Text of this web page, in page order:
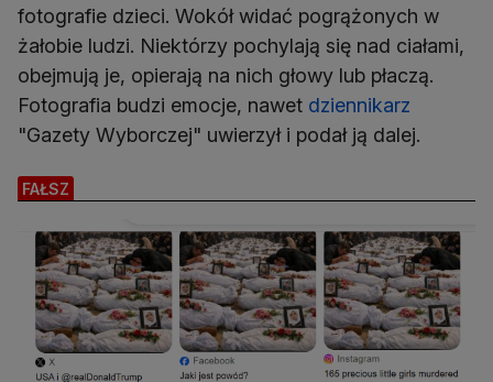
fotografie dzieci. Wokół widać pogrążonych w
żałobie ludzi. Niektórzy pochylają się nad ciałami,
obejmują je, opierają na nich głowy lub płaczą.
Fotografia budzi emocje, nawet dziennikarz
"Gazety Wyborczej" uwierzył i podał ją dalej.
FAŁSZ